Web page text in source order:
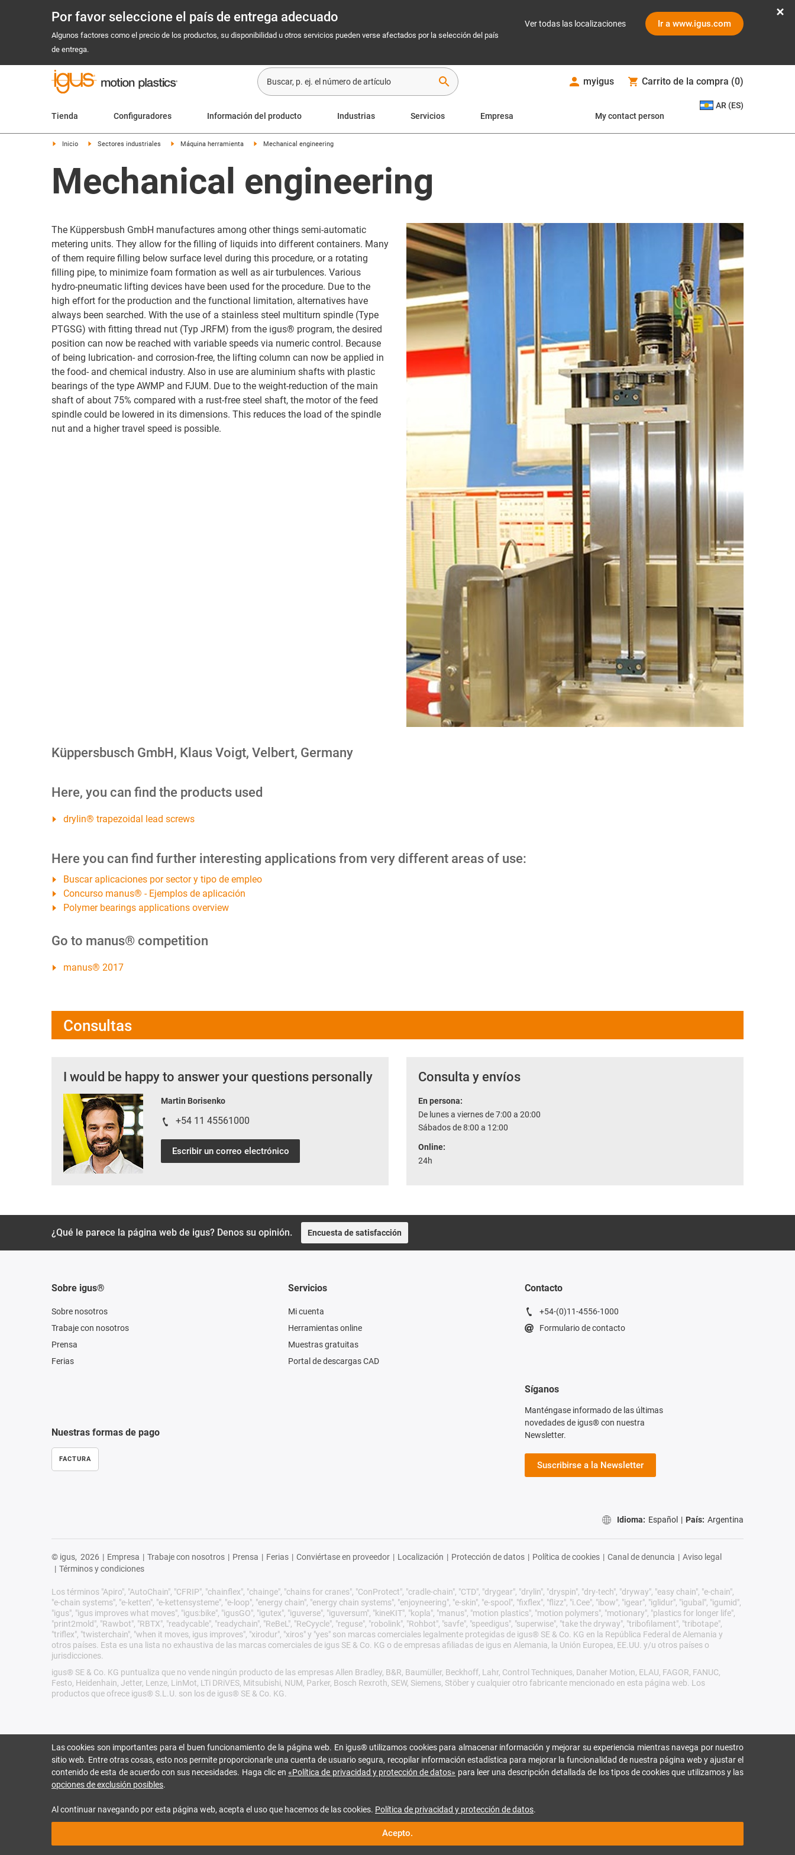
Por favor seleccione el país de entrega adecuado
Algunos factores como el precio de los productos, su disponibilidad u otros servicios pueden verse afectados por la selección del país
de entrega.
Ver todas las localizaciones Ir a www.igus.com
search myigus Carrito de la compra (0)
Tienda Configuradores Información del producto Industrias Servicios Empresa My contact person
AR (ES)
Inicio Sectores industriales Máquina herramienta Mechanical engineering
Mechanical engineering
The Küppersbush GmbH manufactures among other things semi-automatic
metering units. They allow for the filling of liquids into different containers. Many
of them require filling below surface level during this procedure, or a rotating
filling pipe, to minimize foam formation as well as air turbulences. Various
hydro-pneumatic lifting devices have been used for the procedure. Due to the
high effort for the production and the functional limitation, alternatives have
always been searched. With the use of a stainless steel multiturn spindle (Type
PTGSG) with fitting thread nut (Typ JRFM) from the igus® program, the desired
position can now be reached with variable speeds via numeric control. Because
of being lubrication- and corrosion-free, the lifting column can now be applied in
the food- and chemical industry. Also in use are aluminium shafts with plastic
bearings of the type AWMP and FJUM. Due to the weight-reduction of the main
shaft of about 75% compared with a rust-free steel shaft, the motor of the feed
spindle could be lowered in its dimensions. This reduces the load of the spindle
nut and a higher travel speed is possible.
Küppersbusch GmbH, Klaus Voigt, Velbert, Germany
Here, you can find the products used
drylin® trapezoidal lead screws
Here you can find further interesting applications from very different areas of use:
Buscar aplicaciones por sector y tipo de empleo
Concurso manus® - Ejemplos de aplicación
Polymer bearings applications overview
Go to manus® competition
manus® 2017
Consultas
I would be happy to answer your questions personally
Martin Borisenko
+54 11 45561000
Escribir un correo electrónico
Consulta y envíos
En persona:
De lunes a viernes de 7:00 a 20:00
Sábados de 8:00 a 12:00
Online:
24h
¿Qué le parece la página web de igus? Denos su opinión. Encuesta de satisfacción
Sobre igus®
Sobre nosotros
Trabaje con nosotros
Prensa
Ferias
Servicios
Mi cuenta
Herramientas online
Muestras gratuitas
Portal de descargas CAD
Contacto
+54-(0)11-4556-1000
Formulario de contacto
Nuestras formas de pago
FACTURA
Síganos
Manténgase informado de las últimas
novedades de igus® con nuestra
Newsletter.
Suscribirse a la Newsletter
Idioma: Español | País: Argentina
© igus, 2026 | Empresa | Trabaje con nosotros | Prensa | Ferias | Conviértase en proveedor | Localización | Protección de datos | Política de cookies | Canal de denuncia | Aviso legal
| Términos y condiciones
Los términos "Apiro", "AutoChain", "CFRIP", "chainflex", "chainge", "chains for cranes", "ConProtect", "cradle-chain", "CTD", "drygear", "drylin", "dryspin", "dry-tech", "dryway", "easy chain", "e-chain",
"e-chain systems", "e-ketten", "e-kettensysteme", "e-loop", "energy chain", "energy chain systems", "enjoyneering", "e-skin", "e-spool", "fixflex", "flizz", "i.Cee", "ibow", "igear", "iglidur", "igubal", "igumid",
"igus", "igus improves what moves", "igus:bike", "igusGO", "igutex", "iguverse", "iguversum", "kineKIT", "kopla", "manus", "motion plastics", "motion polymers", "motionary", "plastics for longer life",
"print2mold", "Rawbot", "RBTX", "readycable", "readychain", "ReBeL", "ReCyycle", "reguse", "robolink", "Rohbot", "savfe", "speedigus", "superwise", "take the dryway", "tribofilament", "tribotape",
"triflex", "twisterchain", "when it moves, igus improves", "xirodur", "xiros" y "yes" son marcas comerciales legalmente protegidas de igus® SE & Co. KG en la República Federal de Alemania y
otros países. Esta es una lista no exhaustiva de las marcas comerciales de igus SE & Co. KG o de empresas afiliadas de igus en Alemania, la Unión Europea, EE.UU. y/u otros países o
jurisdicciones.
igus® SE & Co. KG puntualiza que no vende ningún producto de las empresas Allen Bradley, B&R, Baumüller, Beckhoff, Lahr, Control Techniques, Danaher Motion, ELAU, FAGOR, FANUC,
Festo, Heidenhain, Jetter, Lenze, LinMot, LTi DRiVES, Mitsubishi, NUM, Parker, Bosch Rexroth, SEW, Siemens, Stöber y cualquier otro fabricante mencionado en esta página web. Los
productos que ofrece igus® S.L.U. son los de igus® SE & Co. KG.
Las cookies son importantes para el buen funcionamiento de la página web. En igus® utilizamos cookies para almacenar información y mejorar su experiencia mientras navega por nuestro
sitio web. Entre otras cosas, esto nos permite proporcionarle una cuenta de usuario segura, recopilar información estadística para mejorar la funcionalidad de nuestra página web y ajustar el
contenido de esta de acuerdo con sus necesidades. Haga clic en«Política de privacidad y protección de datos» para leer una descripción detallada de los tipos de cookies que utilizamos y las
opciones de exclusión posibles.
Al continuar navegando por esta página web, acepta el uso que hacemos de las cookies. Política de privacidad y protección de datos.
Acepto.